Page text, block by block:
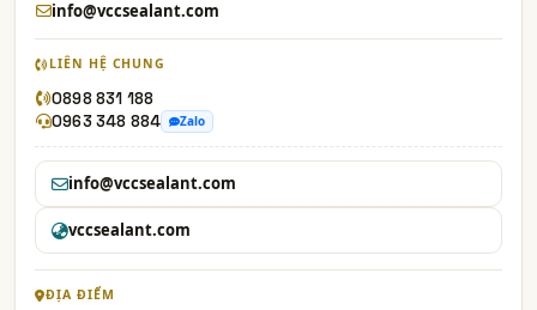
info@vccsealant.com
LIÊN HỆ CHUNG
0898 831 188
0963 348 884
Zalo
info@vccsealant.com
vccsealant.com
ĐỊA ĐIỂM